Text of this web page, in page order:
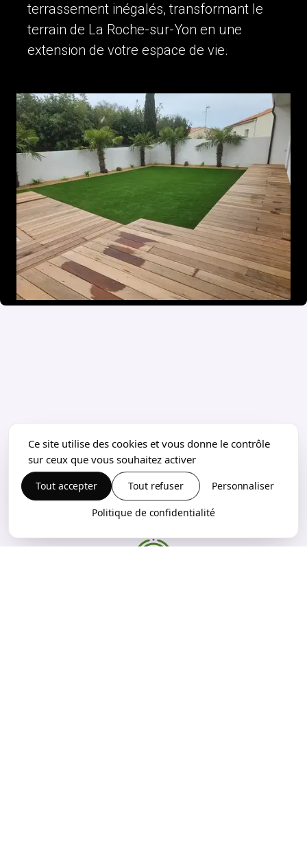
terrassement inégalés, transformant le
terrain de La Roche-sur-Yon en une
extension de votre espace de vie.
Ce site utilise des cookies et vous donne le contrôle
sur ceux que vous souhaitez activer
Tout accepter Tout refuser Personnaliser
Politique de confidentialité